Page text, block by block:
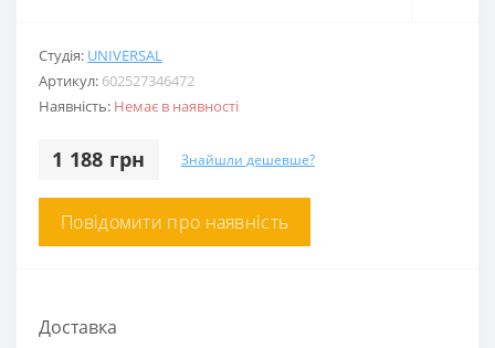
Студія: UNIVERSAL
Артикул: 602527346472
Наявність: Немає в наявності
1 188 грн Знайшли дешевше?
Повідомити про наявність
Доставка